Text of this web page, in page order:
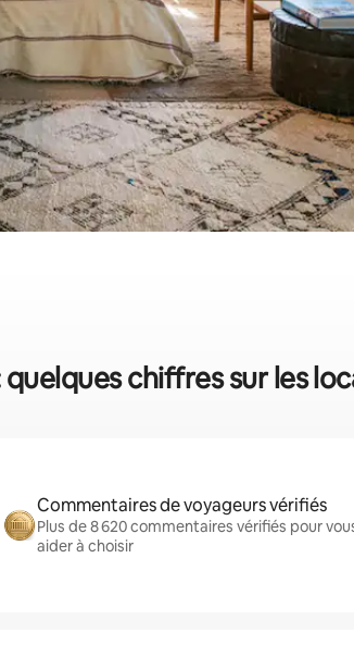
quelques chiffres sur les
Commentaires de voyageurs vérifiés
Plus de 8 620 commentaires vérifiés pour
aider à choisir